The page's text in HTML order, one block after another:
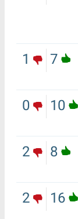
7
1
10
0
8
2
16
2